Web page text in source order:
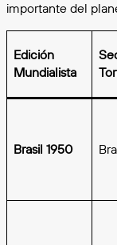
importante del
Edición
Mundialista
Brasil 1950